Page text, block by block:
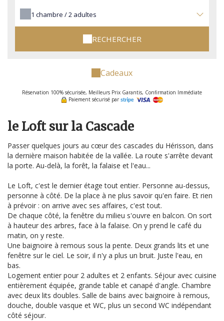
1 chambre /2 adultes
RECHERCHER
Cadeaux
Réservation 100% sécurisée, Meilleurs Prix Garantis, Confirmation Immédiate
Paiement sécurisé par
le Loft sur la Cascade
Passer quelques jours au cœur des cascades du Hérisson, dans
la dernière maison habitée de la vallée. La route s'arrête devant
la porte. Au-delà, la forêt, la falaise et l'eau...
Le Loft, c'est le dernier étage tout entier. Personne au-dessus,
personne à côté. De la place à ne plus savoir qu'en faire. Et rien
à prévoir : on arrive avec ses affaires, c'est tout.
De chaque côté, la fenêtre du milieu s'ouvre en balcon. On sort
à hauteur des arbres, face à la falaise. On y prend le café du
matin, on y reste.
Une baignoire à remous sous la pente. Deux grands lits et une
fenêtre sur le ciel. Le soir, il n'y a plus un bruit. Juste l'eau, en
bas.
Logement entier pour 2 adultes et 2 enfants. Séjour avec cuisine
entièrement équipée, grande table et canapé d'angle. Chambre
avec deux lits doubles. Salle de bains avec baignoire à remous,
douche, double vasque et WC, plus un second WC indépendant
côté séjour.